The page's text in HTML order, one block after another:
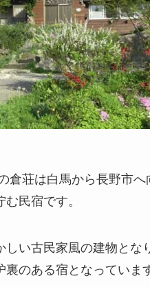
倉荘は白馬から長野市へ
民宿です。
しい古民家風の建物とな
裏のある宿となっていま